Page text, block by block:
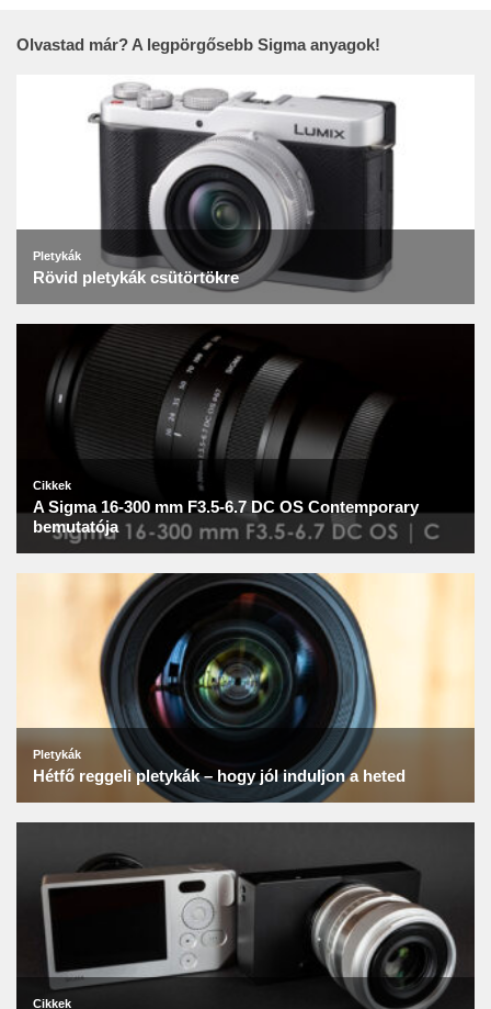
Olvastad már? A legpörgősebb Sigma anyagok!